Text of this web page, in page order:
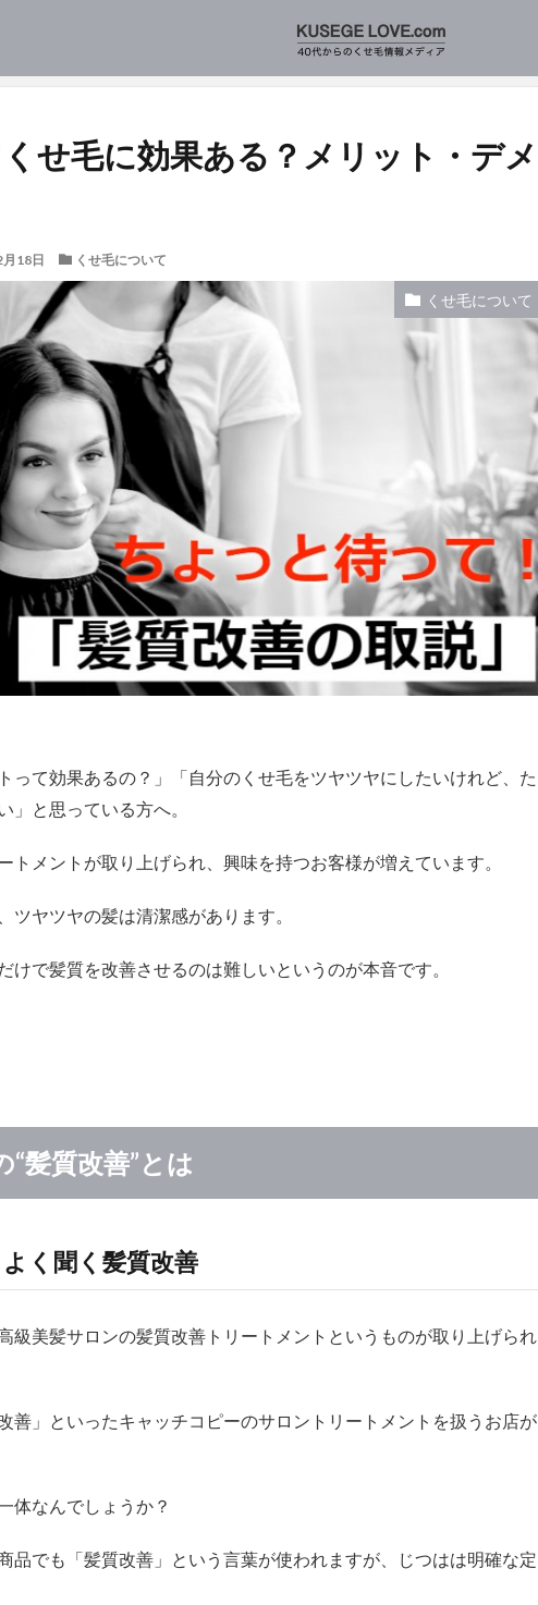
せ毛に効果ある？メリット・デメ
18日 くせ毛について
くせ毛について
って効果あるの？」「自分のくせ毛をツヤツヤにしたいけれど、た
」と思っている方へ。
トメントが取り上げられ、興味を持つお客様が増えています。
ツヤツヤの髪は清潔感があります。
けで髪質を改善させるのは難しいというのが本音です。
髪質改善”とは
く聞く髪質改善
級美髪サロンの髪質改善トリートメントというものが取り上げられ
善」といったキャッチコピーのサロントリートメントを扱うお店が
体なんでしょうか？
品でも「髪質改善」という言葉が使われますが、じつはは明確な定